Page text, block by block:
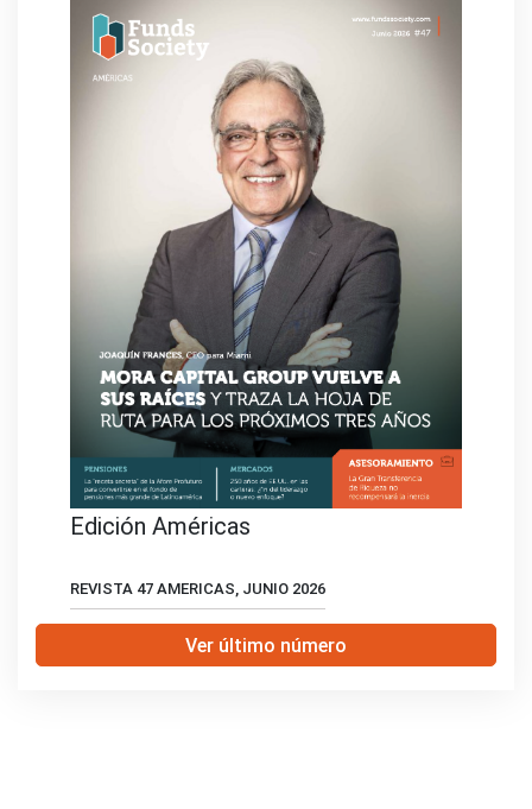
Edición Américas
REVISTA 47 AMERICAS, JUNIO 2026
Ver último número